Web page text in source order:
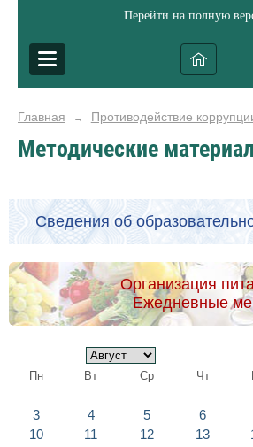
Перейти на полную
Главная → Противодействие
Методические
Сведения об
Организация
Ежедневные
Пн Вт Ср Чт
3
4 5 6
10
11 12 13